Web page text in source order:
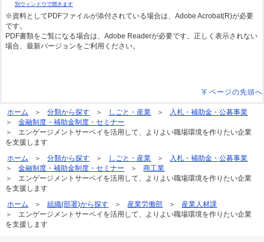
別ウィンドウで開きます
※資料としてPDFファイルが添付されている場合は、Adobe Acrobat(R)が必要
です。
PDF書類をご覧になる場合は、Adobe Readerが必要です。正しく表示されない
場合、最新バージョンをご利用ください。
ページの先頭へ
ホーム 分類から探す しごと・産業
入札・補助金・公募事業
金融制度・補助金制度・セミナー
エンゲージメントサーベイを活用して、よりよい職場環境を作りたい企業
を支援します
ホーム
分類から探す しごと・産業
入札・補助金・公募事業
金融制度・補助金制度・セミナー
商工業
エンゲージメントサーベイを活用して、よりよい職場環境を作りたい企業
を支援します
ホーム
組織(部署)から探す 産業労働部
産業人材課
エンゲージメントサーベイを活用して、よりよい職場環境を作りたい企業
を支援します